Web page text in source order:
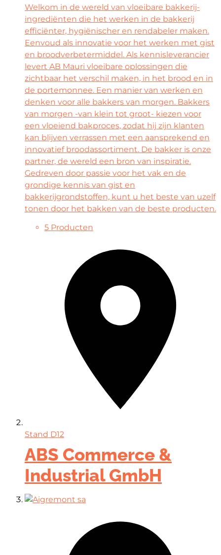
Welkom in de wereld van vloeibare bakkerij-
ingrediënten die het werken in de bakkerij
efficiënter, hygiënischer en rendabeler maken.
Eenvoud als innovatie voor het werken met gist
en broodverbetermiddel. Als kennisleverancier
levert AB Mauri vloeibare oplossingen die
zichtbaar het verschil maken, in het brood en in
de portemonnee. Een manier van werken en
denken voor alle bakkers van morgen. Bakkers
van morgen -van klein tot groot- kiezen voor
een vloeiend bakproces, zodat hij zijn klanten
kan blijven verrassen met een aansprekend en
innovatief broodassortiment. De bakker is onze
partner, de wereld een bron van inspiratie.
Gedreven door passie voor het vak en de
grondige kennis van gist en
bakkerijgrondstoffen, kunt u het beste van uzelf
tonen door het bakken van de beste producten.
5 Producten
Stand D12
ABS Commerce &
Industrial GmbH